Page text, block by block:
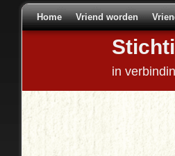
Spring naar de primaire
Spring naar de secundaire
Home Vriend worden
in